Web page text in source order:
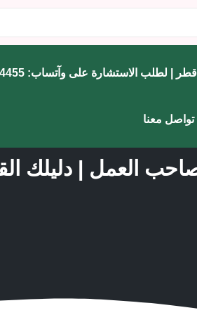
لطلب الاستشارة على وآتساب: 71734455
تواصل معنا
| دليلك